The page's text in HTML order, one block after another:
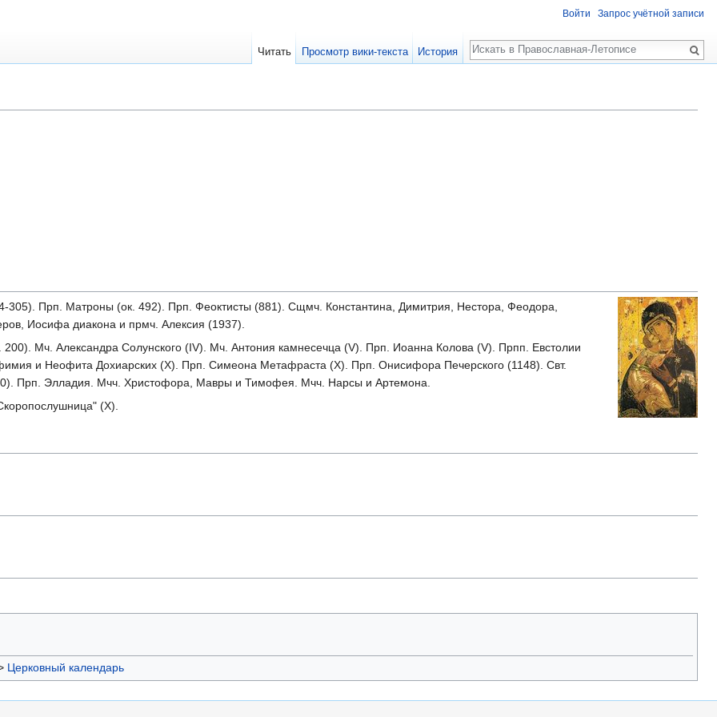
Прп. Матроны (ок. 492). Прп. Феоктисты (881). Сщмч. Константина, Димитрия, Нестора, Феодора,
Иосифа диакона и прмч. Алексия (1937).
200). Мч. Александра Солунского (IV). Мч. Антония камнесечца (V). Прп. Иоанна Колова (V). Прпп. Евстолии
и Неофита Дохиарских (X). Прп. Симеона Метафраста (X). Прп. Онисифора Печерского (1148). Свт.
Прп. Элладия. Мчч. Христофора, Мавры и Тимофея. Мчч. Нарсы и Артемона.
(X).
Церковный календарь
Войти Запрос учётной записи
Читать Просмотр вики-текста История
Поиск